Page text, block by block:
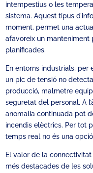
intempestius o les
sistema. Aquest tipus
moment, permet una
afavoreix un manteniment
planificades.
En entorns industrials,
un pic de tensió no
producció, malmetre
seguretat del personal. A
anomalia continuada pot
incendis elèctrics. Per tot
temps real no és una
El valor de la
més destacades de les